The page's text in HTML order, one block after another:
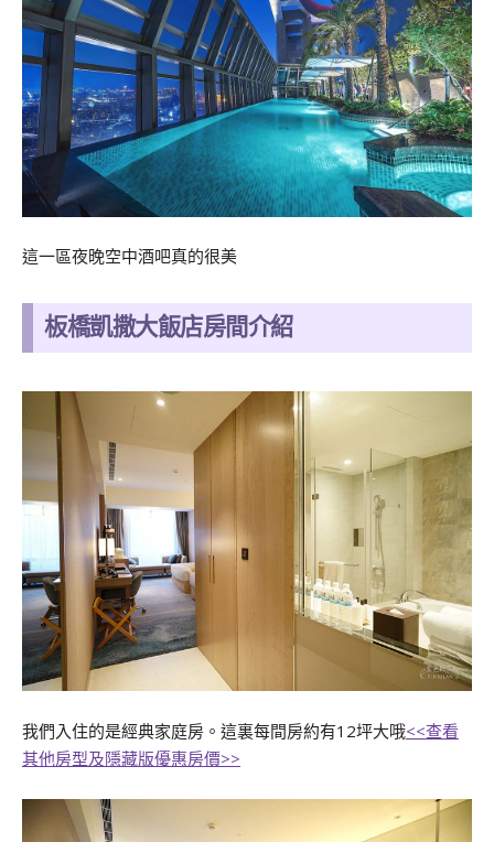
這一區夜晚空中酒吧真的很美
板橋凱撒大飯店房間介紹
我們入住的是經典家庭房。這裏每間房約有12坪大哦<<查看
其他房型及隱藏版優惠房價>>